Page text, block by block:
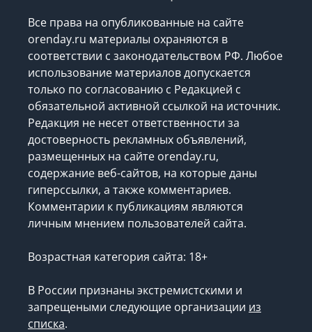
Все права на опубликованные на сайте
orenday.ru материалы охраняются в
соответствии с законодательством РФ. Любое
использование материалов допускается
только по согласованию с Редакцией с
обязательной активной ссылкой на источник.
Редакция не несет ответственности за
достоверность рекламных объявлений,
размещенных на сайте orenday.ru,
содержание веб-сайтов, на которые даны
гиперссылки, а также комментариев.
Комментарии к публикациям являются
личным мнением пользователей сайта.
Возрастная категория сайта: 18+
В России признаны экстремистскими и
запрещеными следующие организации из
списка.